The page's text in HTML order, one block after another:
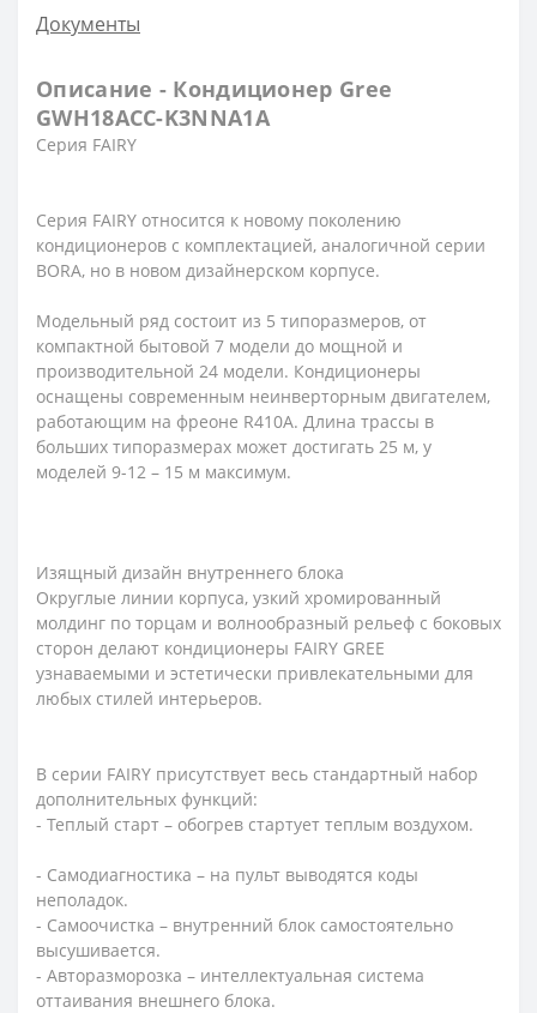
Документы
Описание - Кондиционер Gree
GWH18ACC-K3NNA1A
Серия FAIRY
Серия FAIRY относится к новому поколению
кондиционеров с комплектацией, аналогичной серии
BORA, но в новом дизайнерском корпусе.
Модельный ряд состоит из 5 типоразмеров, от
компактной бытовой 7 модели до мощной и
производительной 24 модели. Кондиционеры
оснащены современным неинверторным двигателем,
работающим на фреоне R410A. Длина трассы в
больших типоразмерах может достигать 25 м, у
моделей 9-12 – 15 м максимум.
Изящный дизайн внутреннего блока
Округлые линии корпуса, узкий хромированный
молдинг по торцам и волнообразный рельеф с боковых
сторон делают кондиционеры FAIRY GREE
узнаваемыми и эстетически привлекательными для
любых стилей интерьеров.
В серии FAIRY присутствует весь стандартный набор
дополнительных функций:
- Теплый старт – обогрев стартует теплым воздухом.
- Самодиагностика – на пульт выводятся коды
неполадок.
- Самоочистка – внутренний блок самостоятельно
высушивается.
- Авторазморозка – интеллектуальная система
оттаивания внешнего блока.